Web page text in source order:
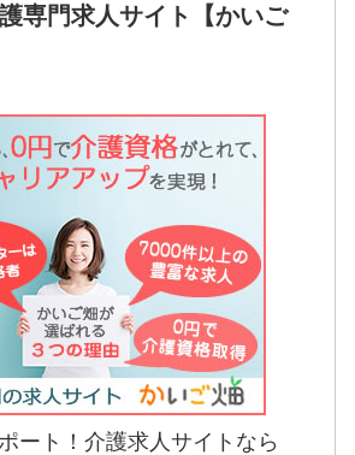
専門求人サイト【かいご
ート！介護求人サイトなら